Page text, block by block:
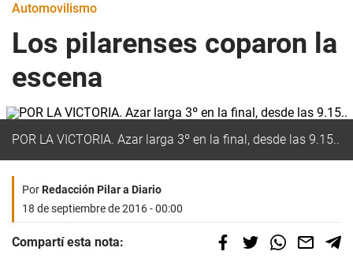
Automovilismo
Los pilarenses coparon la
escena
POR LA VICTORIA. Azar larga 3º en la final, desde las 9.15..
PorRedacción Pilar a Diario
18 de septiembre de 2016 - 00:00
Compartí esta nota: